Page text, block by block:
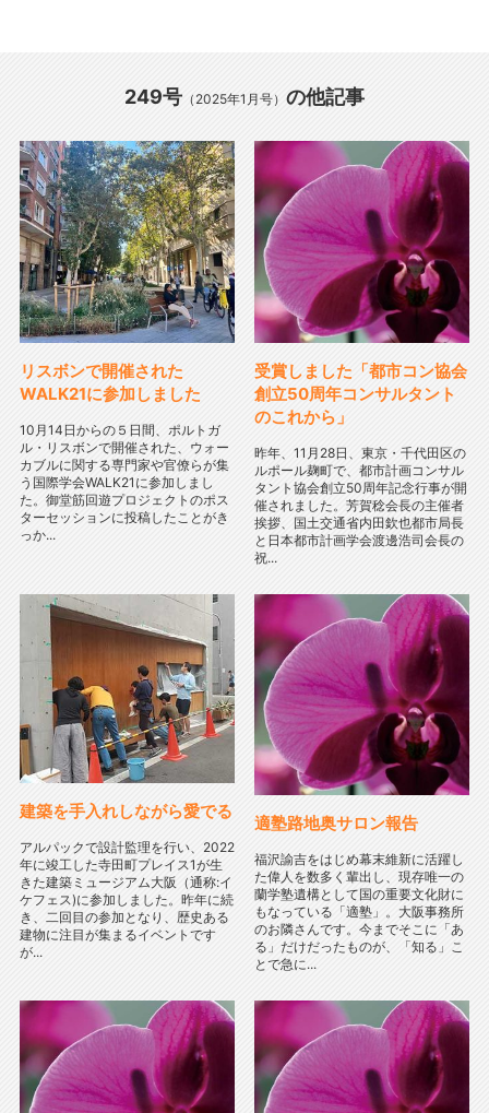
249号 （2025年1月号） の他記事
リスボンで開催された
WALK21に参加しました
10月14日からの５日間、ポルトガ
ル・リスボンで開催された、ウォー
カブルに関する専門家や官僚らが集
う国際学会WALK21に参加しまし
た。御堂筋回遊プロジェクトのポス
ターセッションに投稿したことがき
っか...
受賞しました「都市コン協会
創立50周年コンサルタント
のこれから」
昨年、11月28日、東京・千代田区の
ルポール麹町で、都市計画コンサル
タント協会創立50周年記念行事が開
催されました。芳賀稔会長の主催者
挨拶、国土交通省内田欽也都市局長
と日本都市計画学会渡邊浩司会長の
祝...
建築を手入れしながら愛でる
アルパックで設計監理を行い、2022
年に竣工した寺田町プレイス1が生
きた建築ミュージアム大阪（通称:イ
ケフェス)に参加しました。昨年に続
き、二回目の参加となり、歴史ある
建物に注目が集まるイベントです
が...
適塾路地奥サロン報告
福沢諭吉をはじめ幕末維新に活躍し
た偉人を数多く輩出し、現存唯一の
蘭学塾遺構として国の重要文化財に
もなっている「適塾」。大阪事務所
のお隣さんです。今までそこに「あ
る」だけだったものが、「知る」こ
とで急に...